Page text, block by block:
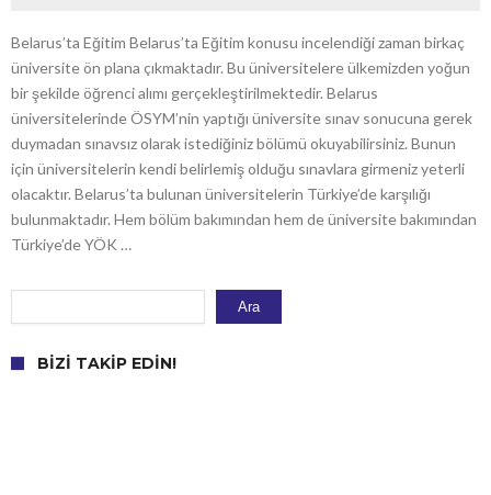
Belarus’ta Eğitim Belarus’ta Eğitim konusu incelendiği zaman birkaç
üniversite ön plana çıkmaktadır. Bu üniversitelere ülkemizden yoğun
bir şekilde öğrenci alımı gerçekleştirilmektedir. Belarus
üniversitelerinde ÖSYM’nin yaptığı üniversite sınav sonucuna gerek
duymadan sınavsız olarak istediğiniz bölümü okuyabilirsiniz. Bunun
için üniversitelerin kendi belirlemiş olduğu sınavlara girmeniz yeterli
olacaktır. Belarus’ta bulunan üniversitelerin Türkiye’de karşılığı
bulunmaktadır. Hem bölüm bakımından hem de üniversite bakımından
Türkiye’de YÖK …
Ara
BIZI TAKIP EDIN!